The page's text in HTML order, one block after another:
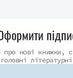
про нові книжки,